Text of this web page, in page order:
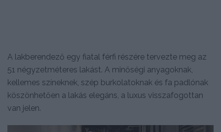
A lakberendező egy fiatal férfi részére tervezte meg az
51 négyzetméteres lakást. A minőségi anyagoknak,
kellemes színeknek, szép burkolatoknak és fa padlónak
köszönhetően a lakás elegáns, a luxus visszafogottan
van jelen.